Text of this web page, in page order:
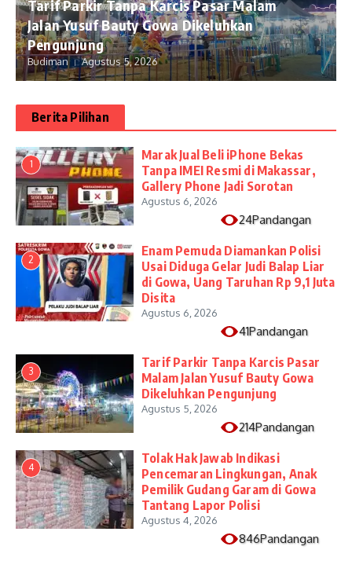
Tarif Parkir Tanpa Karcis Pasar Malam
Jalan Yusuf Bauty Gowa Dikeluhkan
Pengunjung
Budiman Agustus 5, 2026
Berita Pilihan
1
​Marak Jual Beli iPhone Bekas
Tanpa IMEI Resmi di Makassar,
Gallery Phone Jadi Sorotan
Agustus 6, 2026
24Pandangan
2
Enam Pemuda Diamankan Polisi
Usai Diduga Gelar Judi Balap Liar
di Gowa, Uang Taruhan Rp 9,1 Juta
Disita
Agustus 6, 2026
41Pandangan
3
Tarif Parkir Tanpa Karcis Pasar
Malam Jalan Yusuf Bauty Gowa
Dikeluhkan Pengunjung
Agustus 5, 2026
214Pandangan
4
Tolak Hak Jawab Indikasi
Pencemaran Lingkungan, Anak
Pemilik Gudang Garam di Gowa
Tantang Lapor Polisi
Agustus 4, 2026
846Pandangan